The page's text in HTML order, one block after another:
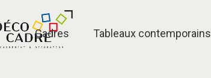
Cadres Tableaux contemporains